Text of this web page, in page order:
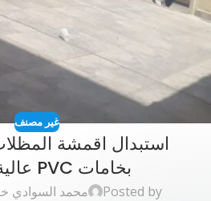
غير مصنف
استبدال اقمشة
بخامات PVC عالية الجودة
Posted by محمد السوادي